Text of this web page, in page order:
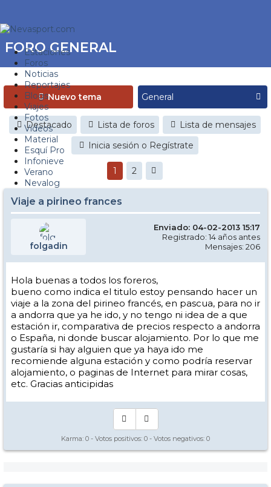
Estaciones
Foros
Noticias
Reportajes
Blogs
Viajes
Fotos
Videos
Material
Esquí Pro
Infonieve
Verano
Nevalog
FORO GENERAL
Nuevo tema
Destacado Lista de foros
Lista de mensajes
Inicia sesión o Regístrate
1 2
Viaje a pirineo frances
folgadin
Enviado: 04-02-2013 15:17
Registrado: 14 años antes
Mensajes: 206
Hola buenas a todos los foreros,
bueno como indica el titulo estoy pensando hacer un
viaje a la zona del pirineo francés, en pascua, para no ir
a andorra que ya he ido, y no tengo ni idea de a que
estación ir, comparativa de precios respecto a andorra
o España, ni donde buscar alojamiento. Por lo que me
gustaría si hay alguien que ya haya ido me
recomiende alguna estación y como podría reservar
alojamiento, o paginas de Internet para mirar cosas,
etc. Gracias anticipidas
Karma: 0 - Votos positivos: 0 - Votos negativos: 0